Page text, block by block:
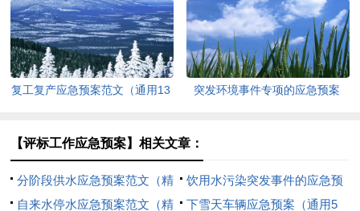
案范文（精选6篇）
复工复产应急预案范文（通用13
突发环境事件专项的应急预案
【评标工作应急预案】相关文章：
分阶段供水应急预案范文（精
选13篇）
饮用水污染突发事件的应急预
案
自来水停水应急预案范文（精 下雪天车辆应急预案（通用5